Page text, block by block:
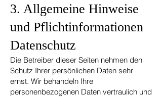
3. Allgemeine Hinweise
und Pflicht­informationen
Datenschutz
Die Betreiber dieser Seiten nehmen den
Schutz Ihrer persönlichen Daten sehr
ernst. Wir behandeln Ihre
personenbezogenen Daten vertraulich und